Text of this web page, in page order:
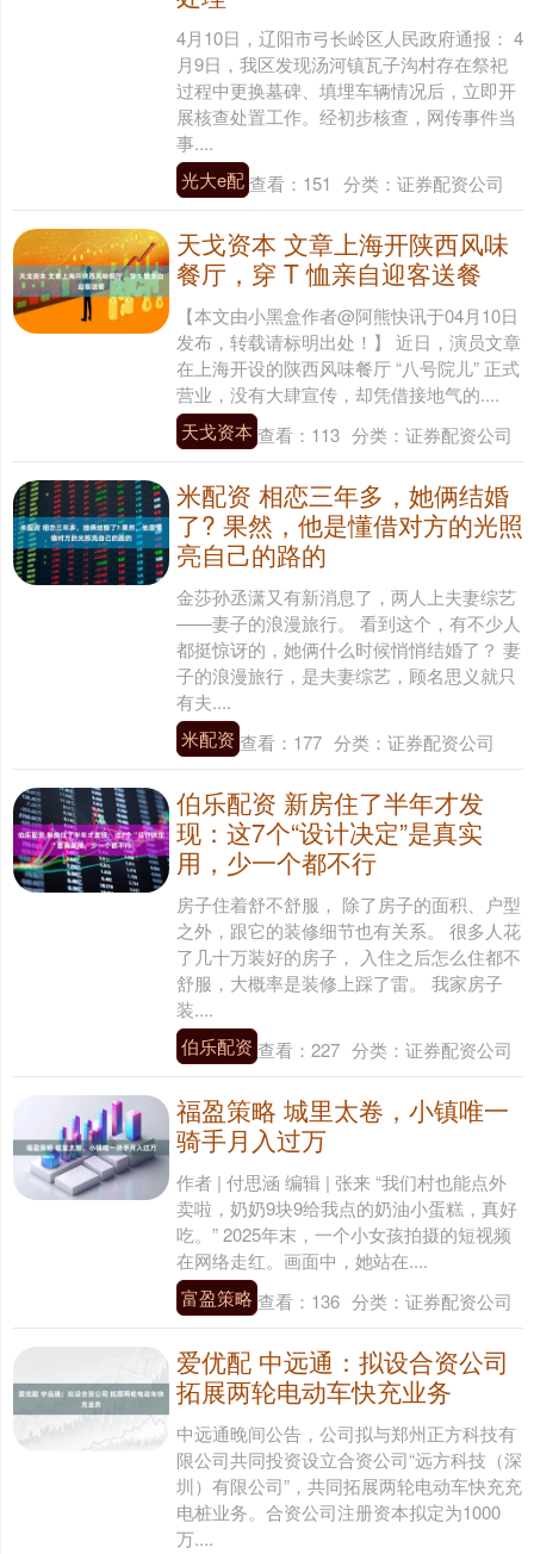
4月10日，辽阳市弓长岭区人民政府通报： 4
月9日，我区发现汤河镇瓦子沟村存在祭祀
过程中更换墓碑、填埋车辆情况后，立即开
展核查处置工作。经初步核查，网传事件当
事....
光大e配查看： 151 分类： 证券配资公司
天戈资本 文章上海开陕西风味
餐厅，穿 T 恤亲自迎客送餐
【本文由小黑盒作者@阿熊快讯于04月10日
发布，转载请标明出处！】 近日，演员文章
在上海开设的陕西风味餐厅 “八号院儿” 正式
营业，没有大肆宣传，却凭借接地气的....
天戈资本 查看： 113 分类： 证券配资公司
米配资 相恋三年多，她俩结婚
了? 果然，他是懂借对方的光照
亮自己的路的
金莎孙丞潇又有新消息了，两人上夫妻综艺
——妻子的浪漫旅行。 看到这个，有不少人
都挺惊讶的，她俩什么时候悄悄结婚了？ 妻
子的浪漫旅行，是夫妻综艺，顾名思义就只
有夫....
米配资 查看： 177 分类： 证券配资公司
伯乐配资 新房住了半年才发
现：这7个“设计决定”是真实
用，少一个都不行
房子住着舒不舒服， 除了房子的面积、户型
之外，跟它的装修细节也有关系。 很多人花
了几十万装好的房子， 入住之后怎么住都不
舒服，大概率是装修上踩了雷。 我家房子
装....
伯乐配资 查看： 227 分类： 证券配资公司
福盈策略 城里太卷，小镇唯一
骑手月入过万
作者 | 付思涵 编辑 | 张来 “我们村也能点外
卖啦，奶奶9块9给我点的奶油小蛋糕，真好
吃。” 2025年末，一个小女孩拍摄的短视频
在网络走红。画面中，她站在....
富盈策略 查看： 136 分类： 证券配资公司
爱优配 中远通：拟设合资公司
拓展两轮电动车快充业务
中远通晚间公告，公司拟与郑州正方科技有
限公司共同投资设立合资公司“远方科技（深
圳）有限公司”，共同拓展两轮电动车快充充
电桩业务。合资公司注册资本拟定为1000
万....